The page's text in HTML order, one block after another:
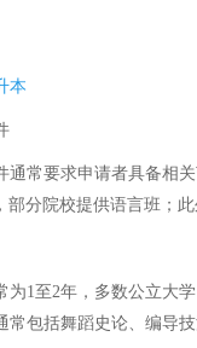
本
通常要求申请者具备相
部分院校提供语言班；
为1至2年，多数公立大
常包括舞蹈史论、编导